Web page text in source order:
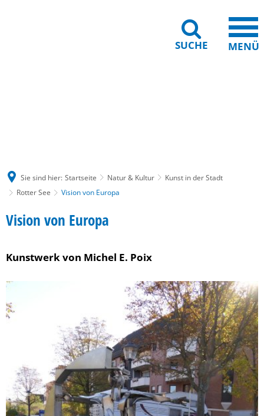
SUCHE MENÜ
Sie sind hier: Startseite Natur & Kultur
Kunst in der Stadt
Rotter See
Vision von Europa
Vision
Europa
Vision von Europa
Kunstwerk von Michel E. Poix